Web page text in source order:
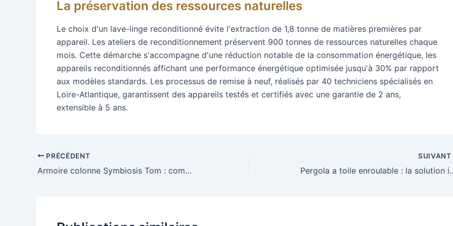
La préservation des ressources naturelles
Le choix d'un lave-linge reconditionné évite l'extraction de 1,8 tonne de matières premières par
appareil. Les ateliers de reconditionnement préservent 900 tonnes de ressources naturelles chaque
mois. Cette démarche s'accompagne d'une réduction notable de la consommation énergétique, les
appareils reconditionnés affichant une performance énergétique optimisée jusqu'à 30% par rapport
aux modèles standards. Les processus de remise à neuf, réalisés par 40 techniciens spécialisés en
Loire-Atlantique, garantissent des appareils testés et certifiés avec une garantie de 2 ans,
extensible à 5 ans.
PRÉCÉDENT
Armoire colonne Symbiosis Tom : comment choisir et integrer ce meuble design dans votre piece
SUIVANT
Pergola a toile